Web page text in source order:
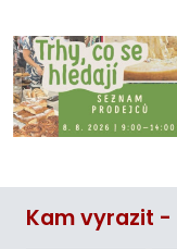
Kam vyrazit